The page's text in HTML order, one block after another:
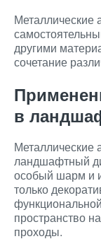
Металлические
другими
сочетание
в
Металлические
ландшафтный
особый шарм и
только
пространство
проходы.